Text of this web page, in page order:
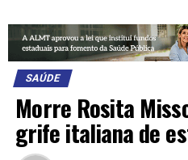
SAÚDE
Morre Rosita
grife italiana de